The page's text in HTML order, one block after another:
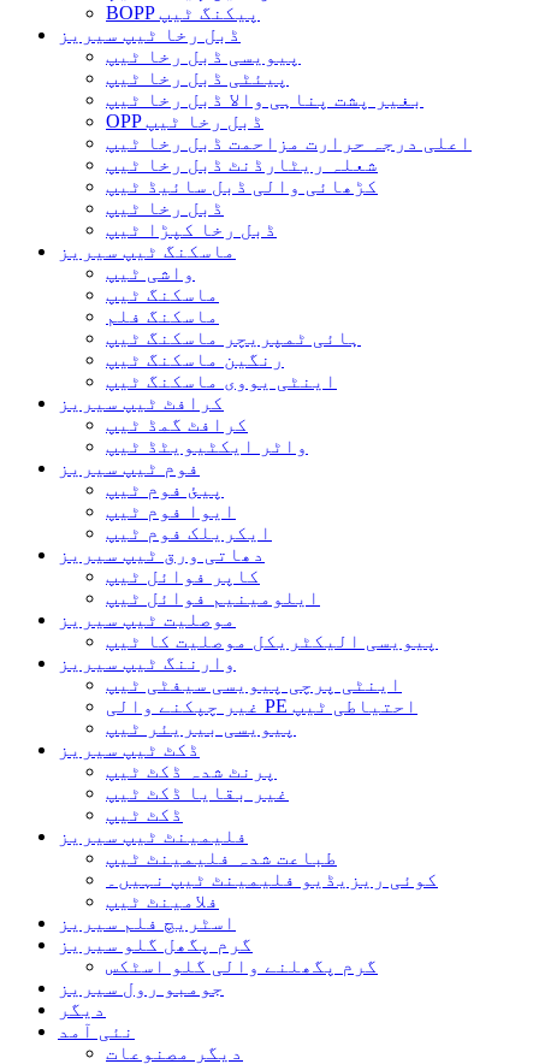
BOPP پیکنگ ٹیپ
ڈبل رخا ٹیپ سیریز
پیویسی ڈبل رخا ٹیپ
پیئٹی ڈبل رخا ٹیپ
بغیر پشت پناہی والا ڈبل ​​رخا ٹیپ
OPP ڈبل رخا ٹیپ
اعلی درجہ حرارت مزاحمت ڈبل رخا ٹیپ
شعلہ ریٹارڈنٹ ڈبل رخا ٹیپ
کڑھائی والی ڈبل سائیڈ ٹیپ
ڈبل رخا ٹیپ
ڈبل رخا کپڑا ٹیپ
ماسکنگ ٹیپ سیریز
واشی ٹیپ
ماسکنگ ٹیپ
ماسکنگ فلم
ہائی ٹمپریچر ماسکنگ ٹیپ
رنگین ماسکنگ ٹیپ
اینٹی یووی ماسکنگ ٹیپ
کرافٹ ٹیپ سیریز
کرافٹ گمڈ ٹیپ
واٹر ایکٹیویٹڈ ٹیپ
فوم ٹیپ سیریز
پیئ فوم ٹیپ
ایوا فوم ٹیپ
ایکریلک فوم ٹیپ
دھاتی ورق ٹیپ سیریز
کاپر فوائل ٹیپ
ایلومینیم فوائل ٹیپ
موصلیت ٹیپ سیریز
پیویسی الیکٹریکل موصلیت کا ٹیپ
وارننگ ٹیپ سیریز
اینٹی پرچی پیویسی سیفٹی ٹیپ
غیر چپکنے والی PE احتیاطی ٹیپ
پیویسی بیریئر ٹیپ
ڈکٹ ٹیپ سیریز
پرنٹ شدہ ڈکٹ ٹیپ
غیر بقایا ڈکٹ ٹیپ
ڈکٹ ٹیپ
فلیمینٹ ٹیپ سیریز
طباعت شدہ فلیمینٹ ٹیپ
کوئی ریزیڈیو فلیمینٹ ٹیپ نہیں۔
فلامینٹ ٹیپ
اسٹریچ فلم سیریز
گرم پگھل گلو سیریز
گرم پگھلنے والی گلو اسٹکس
جومبو رول سیریز
دیگر
نئی آمد
دیگر مصنوعات